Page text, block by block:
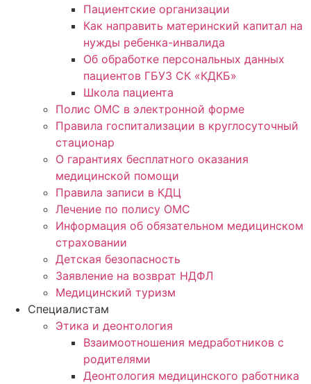
Пациентские организации
Как направить материнский капитал на
нужды ребенка-инвалида
Об обработке персональных данных
пациентов ГБУЗ СК «КДКБ»
Школа пациента
Полис ОМС в электронной форме
Правила госпитализации в круглосуточный
стационар
О гарантиях бесплатного оказания
медицинской помощи
Правила записи в КДЦ
Лечение по полису ОМС
Информация об обязательном медицинском
страховании
Детская безопасность
Заявление на возврат НДФЛ
Медицинский туризм
Специалистам
Этика и деонтология
Взаимоотношения медработников с
родителями
Деонтология медицинского работника